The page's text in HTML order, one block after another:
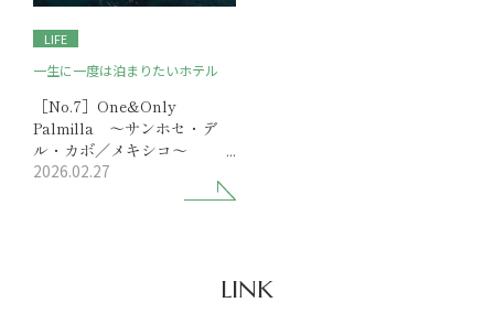
LIFE
一生に一度は泊まりたいホテル
［No.7］One&Only
Palmilla ～サンホセ・デ
ル・カボ／メキシコ～
‘マイ・バトラー’のサービス
2026.02.27
LINK